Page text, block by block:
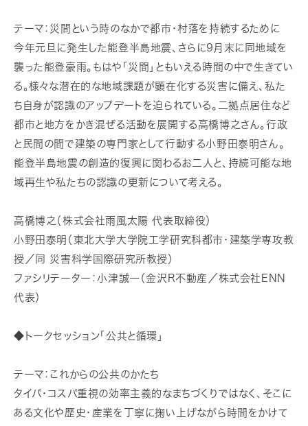
テーマ：災間という時のなかで都市・村落を持続するために
今年元旦に発生した能登半島地震、さらに9月末に同地域を
襲った能登豪雨。もはや「災間」ともいえる時間の中で生きてい
る。様々な潜在的な地域課題が顕在化する災害に備え、私た
ち自身が認識のアップデートを迫られている。二拠点居住など
都市と地方をかき混ぜる活動を展開する高橋博之さん。行政
と民間の間で建築の専門家として行動する小野田泰明さん。
能登半島地震の創造的復興に関わるお二人と、持続可能な地
域再生や私たちの認識の更新について考える。
高橋博之（株式会社雨風太陽 代表取締役）
小野田泰明（東北大学大学院工学研究科都市・建築学専攻教
授／同 災害科学国際研究所教授）
ファシリテーター：小津誠一（金沢R不動産／株式会社ENN
代表）
◆トークセッション「公共と循環」
テーマ：これからの公共のかたち
タイパ・コスパ重視の効率主義的なまちづくりではなく、そこに
ある文化や歴史・産業を丁寧に掬い上げながら時間をかけて